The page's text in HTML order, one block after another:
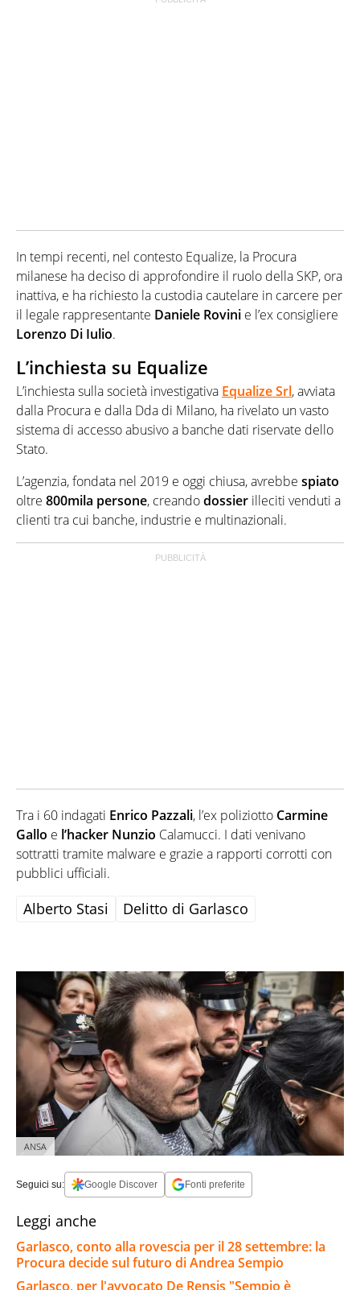
In tempi recenti, nel contesto Equalize, la Procura
milanese ha deciso di approfondire il ruolo della SKP, ora
inattiva, e ha richiesto la custodia cautelare in carcere per
il legale rappresentante Daniele Rovini e l’ex consigliere
Lorenzo Di Iulio.
L’inchiesta su Equalize
L’inchiesta sulla società investigativa Equalize Srl, avviata
dalla Procura e dalla Dda di Milano, ha rivelato un vasto
sistema di accesso abusivo a banche dati riservate dello
Stato.
L’agenzia, fondata nel 2019 e oggi chiusa, avrebbe spiato
oltre 800mila persone, creandodossier illeciti venduti a
clienti tra cui banche, industrie e multinazionali.
Tra i 60 indagati Enrico Pazzali, l’ex poliziotto Carmine
Gallo e l’hacker Nunzio Calamucci. I dati venivano
sottratti tramite malware e grazie a rapporti corrotti con
pubblici ufficiali.
Alberto Stasi Delitto di Garlasco
ANSA
Seguici su: Google Discover Fonti preferite
Leggi anche
Garlasco, conto alla rovescia per il 28 settembre: la
Procura decide sul futuro di Andrea Sempio
Garlasco, per l'avvocato De Rensis "Sempio è